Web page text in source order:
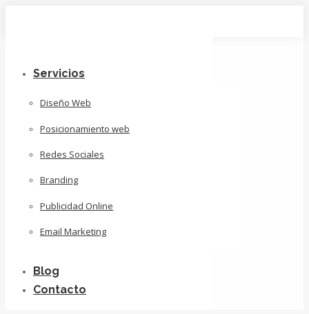
Servicios
Diseño Web
Posicionamiento web
Redes Sociales
Branding
Publicidad Online
Email Marketing
Blog
Contacto